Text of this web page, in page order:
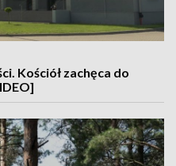
Kościół zachęca do